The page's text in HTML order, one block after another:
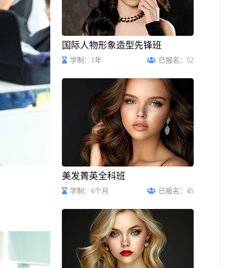
国际人物形象造型先锋班
学制：1年 已报名：52
美发菁英全科班
学制：6个月 已报名：45